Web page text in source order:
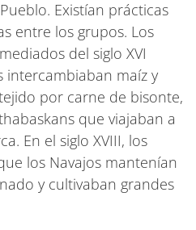
Existían prácticas
entre los grupos. Los
del siglo XVI
intercambiaban maíz y
por carne de bisonte,
que viajaban a
En el siglo XVIII, los
los Navajos mantenían
y cultivaban grandes